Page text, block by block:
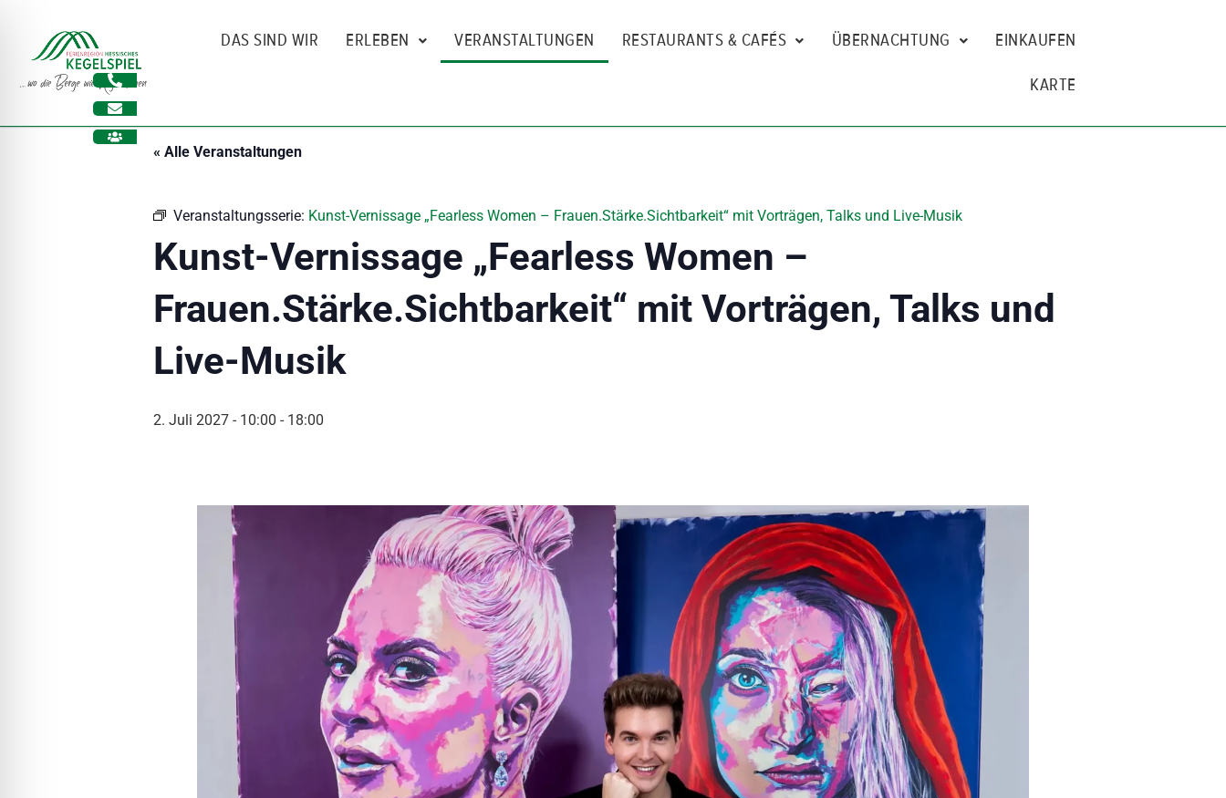
springen
DAS SIND WIR ERLEBEN VERANSTALTUNGEN RESTAURANTS & CAFÉS ÜBERNACHTUNG EINKAUFEN
KARTE
« Alle Veranstaltungen
Veranstaltungsserie: Kunst-Vernissage „Fearless Women – Frauen.Stärke.Sichtbarkeit“ mit Vorträgen, Talks und Live-Musik
Kunst-Vernissage „Fearless Women –
Frauen.Stärke.Sichtbarkeit“ mit Vorträgen, Talks und
Live-Musik
2. Juli 2027 - 10:00 - 18:00